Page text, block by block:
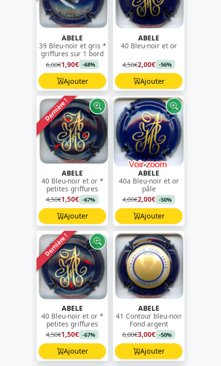
ABELE
39 Bleu-noir et gris *
griffures sur 1 bord
6,00€1,90€ -68%
Ajouter
ABELE
40 Bleu-noir et or
4,50€2,00€ -56%
Ajouter
Dernière !
ABELE
40 Bleu-noir et or *
petites griffures
4,50€1,50€ -67%
Ajouter
ABELE
40a Bleu-noir et or
pâle
4,00€2,00€ -50%
Ajouter
Dernière !
ABELE
40 Bleu-noir et or *
petites griffures
4,50€1,50€ -67%
Ajouter
ABELE
41 Contour bleu-noir
Fond argent
6,00€3,00€ -50%
Ajouter